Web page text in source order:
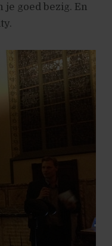
je goed bezig. En